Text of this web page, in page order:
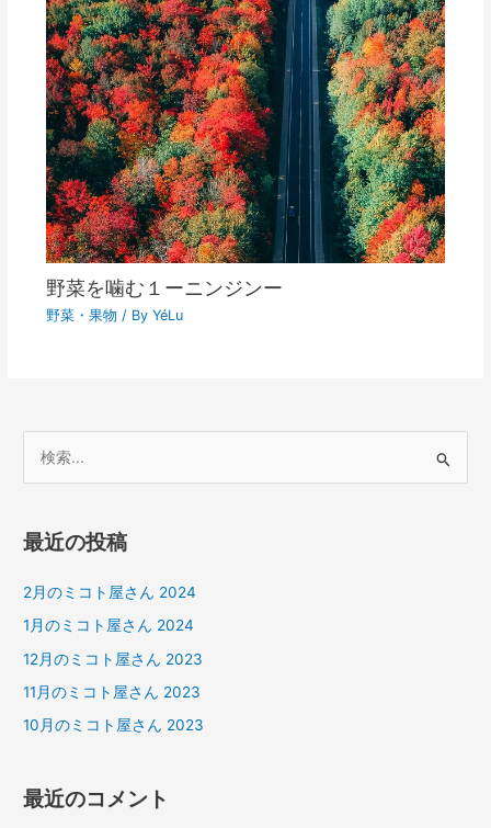
野菜を噛む１ーニンジンー
野菜・果物 / By YéLu
象
最近の投稿
2月のミコト屋さん 2024
1月のミコト屋さん 2024
12月のミコト屋さん 2023
11月のミコト屋さん 2023
10月のミコト屋さん 2023
最近のコメント